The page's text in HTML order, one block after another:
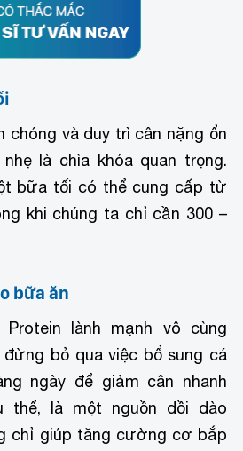
chóng và duy trì cân nặng ổn
là chìa khóa quan trọng.
bữa tối có thể cung cấp từ
khi chúng ta chỉ cần 300 –
bữa ăn
lành mạnh vô cùng
đừng bỏ qua việc bổ sung cá
ngày để giảm cân nhanh
thể, là một nguồn dồi dào
chỉ giúp tăng cường cơ bắp